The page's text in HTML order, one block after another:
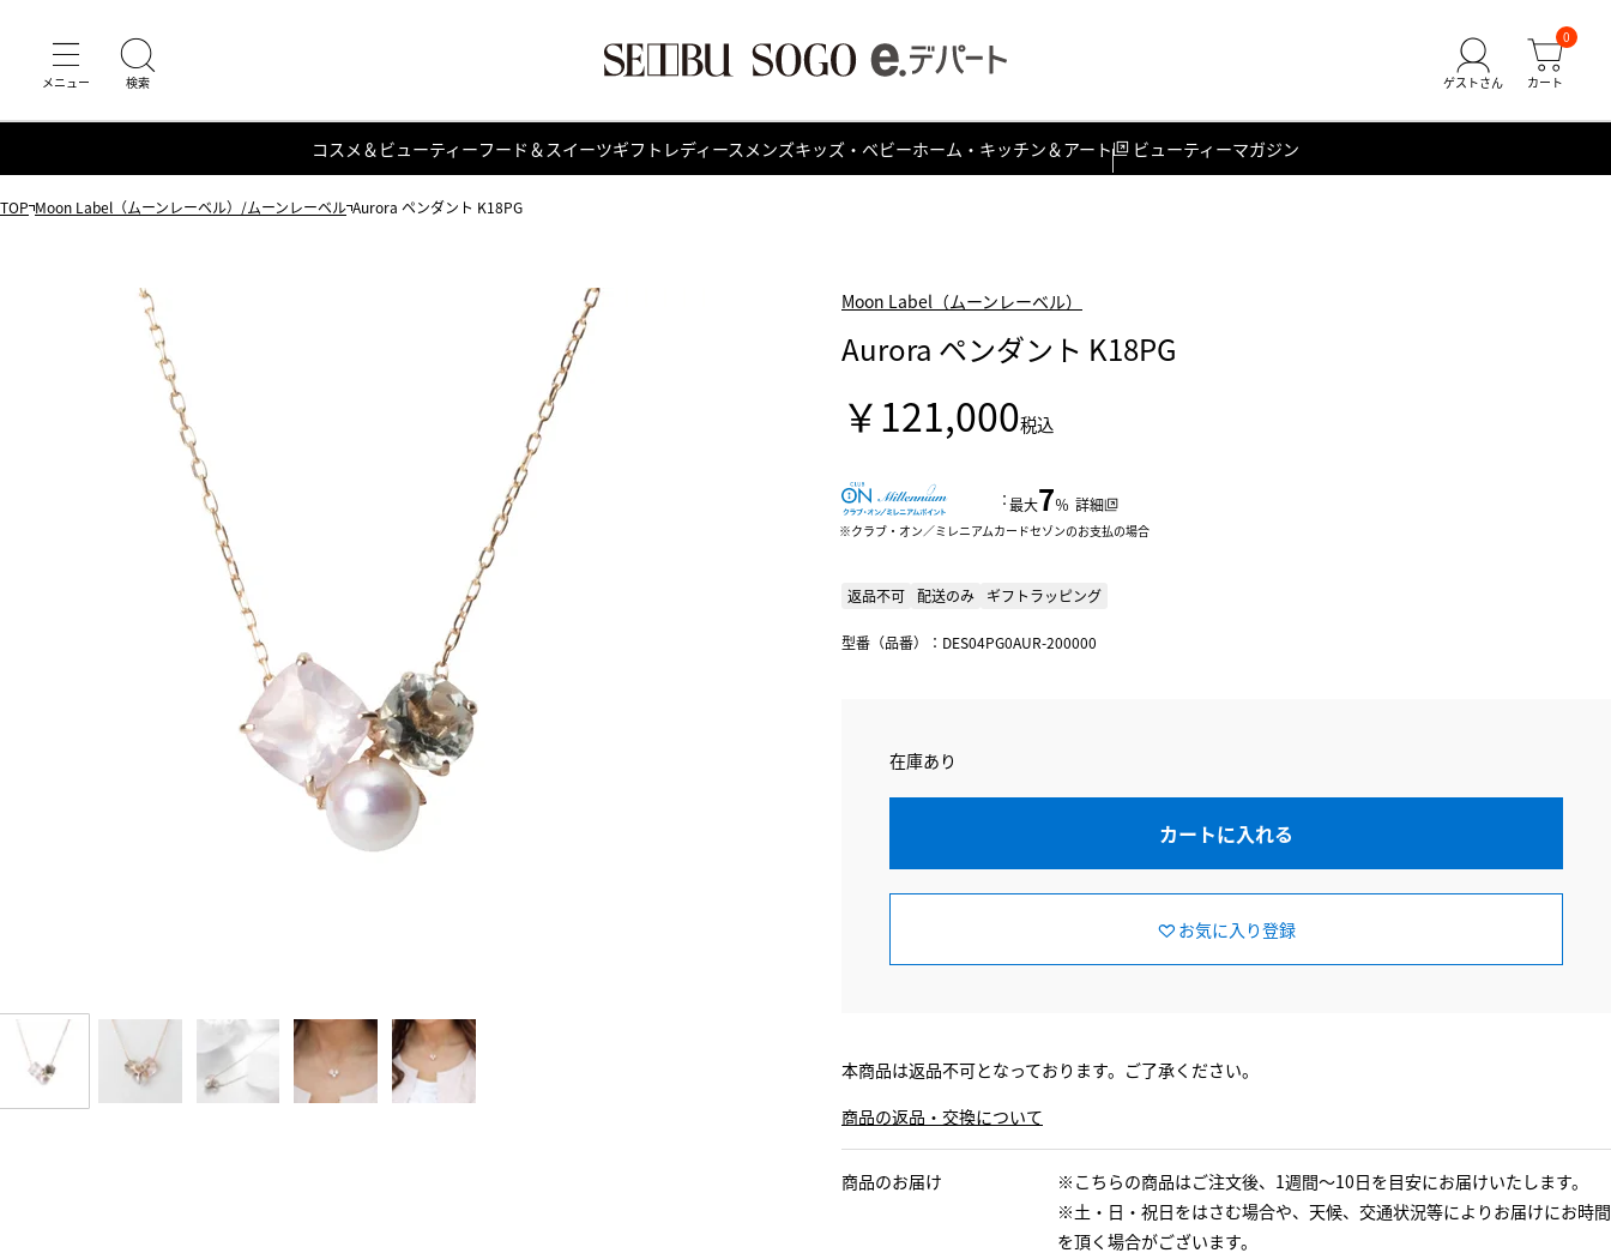
0
コスメ＆ビューティーフード＆スイーツギフト レディース メンズキッズ・ベビーホーム・キッチン＆アート ビューティーマガジン
TOP Moon Label（ムーンレーベル）/ムーンレーベル Aurora ペンダント K18PG
Moon Label（ムーンレーベル）
Aurora ペンダント K18PG
￥121,000税込
：最大7％ 詳細
クラブ・オン／ミレニアムカードセゾンのお支払の場合
返品不可 配送のみ ギフトラッピング
型番（品番）：DES04PG0AUR-200000
在庫あり
カートに入れる
お気に入り登録
本商品は返品不可となっております。ご了承ください。
商品の返品・交換について
商品のお届け
※こちらの商品はご注文後、1週間～10日を目安にお届けいたします。
※土・日・祝日をはさむ場合や、天候、交通状況等によりお届けにお時間
を頂く場合がございます。